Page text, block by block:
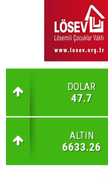
DOLAR
47.7
ALTIN
6633.26